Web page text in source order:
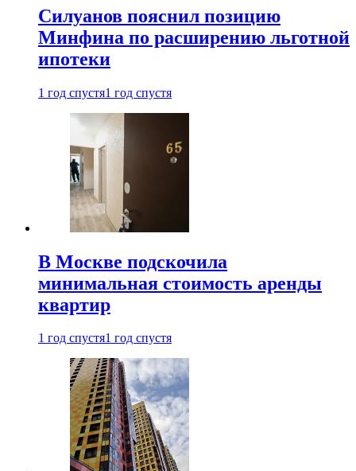
Силуанов пояснил позицию
Минфина по расширению льготной
ипотеки
1 год спустя1 год спустя
В Москве подскочила
минимальная стоимость аренды
квартир
1 год спустя1 год спустя